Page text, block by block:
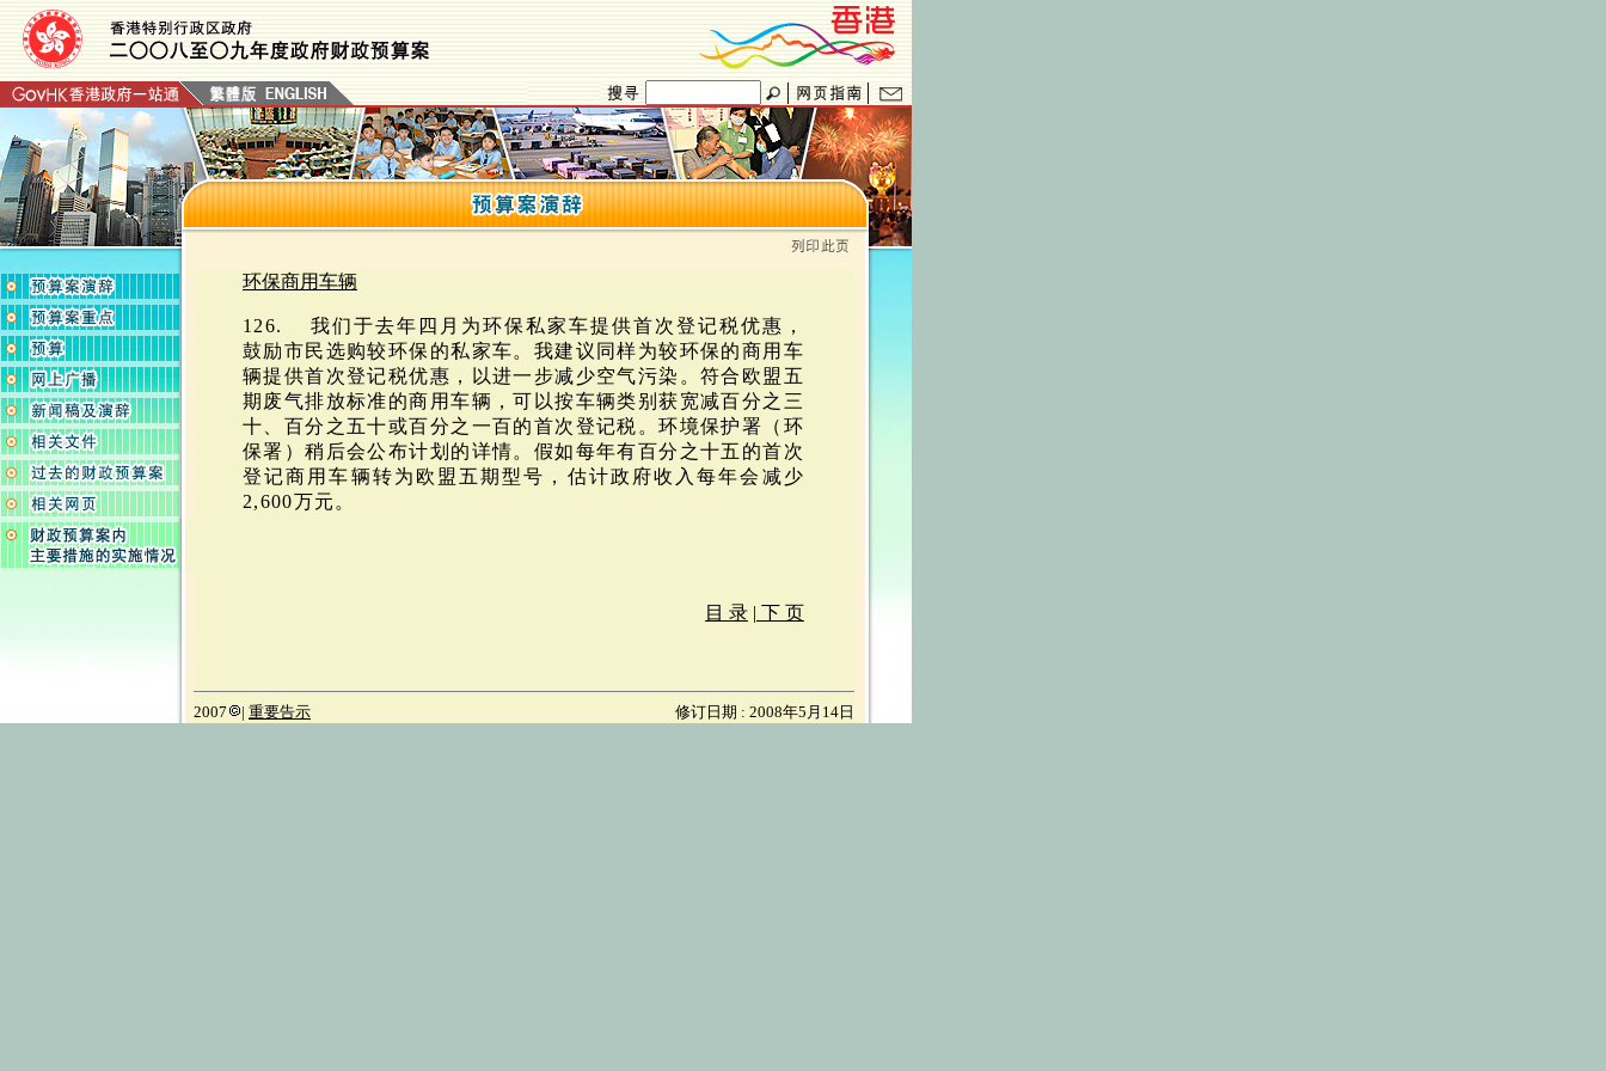
环保商用车辆
126. 我们于去年四月为环保私家车提供首次登记税优惠，
鼓励市民选购较环保的私家车。我建议同样为较环保的商用车
辆提供首次登记税优惠，以进一步减少空气污染。符合欧盟五
期废气排放标准的商用车辆，可以按车辆类别获宽减百分之三
十、百分之五十或百分之一百的首次登记税。环境保护署（环
保署）稍后会公布计划的详情。假如每年有百分之十五的首次
登记商用车辆转为欧盟五期型号，估计政府收入每年会减少
2,600万元。
目 录 | 下 页
2007 | 重要告示 修订日期 : 2008年5月14日